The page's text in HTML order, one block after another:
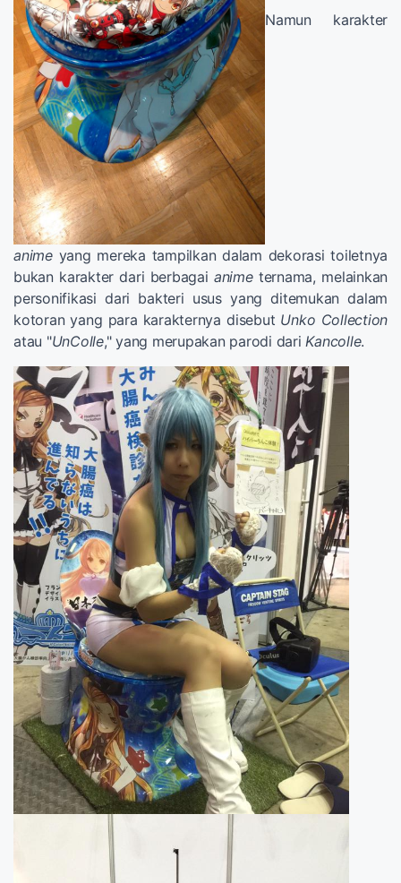
Namun karakter
animeyang mereka tampilkan dalam dekorasi toiletnya
bukan karakter dari berbagai animeternama, melainkan
personifikasi dari bakteri usus yang ditemukan dalam
kotoran yang para karakternya disebut Unko Collection
atau "UnColle," yang merupakan parodi dariKancolle.